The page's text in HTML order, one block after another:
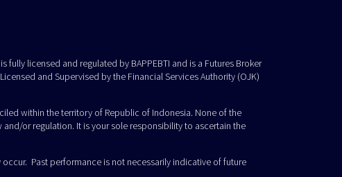
licensed and regulated by BAPPEBTI and is a Futures Broker
and Supervised by the Financial Services Authority (OJK)
within the territory of Republic of Indonesia. None of the
or regulation. It is your sole responsibility to ascertain the
Past performance is not necessarily indicative of future